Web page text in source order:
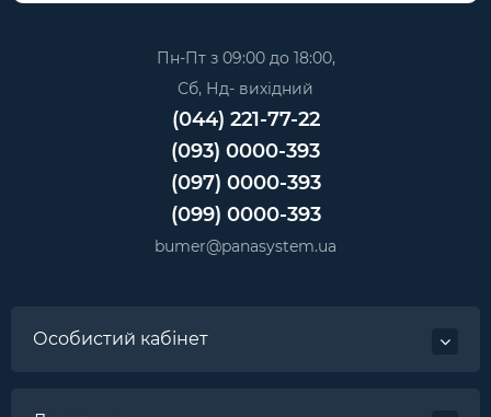
Пн-Пт з 09:00 до 18:00,
Сб, Нд- вихідний
(044) 221-77-22
(093) 0000-393
(097) 0000-393
(099) 0000-393
bumer@panasystem.ua
Особистий кабінет